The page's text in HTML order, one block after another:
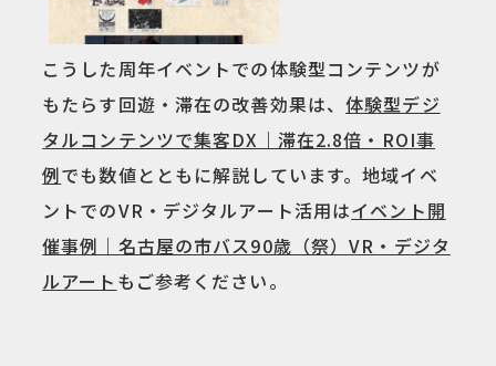
こうした周年イベントでの体験型コンテンツが
もたらす回遊・滞在の改善効果は、体験型デジ
タルコンテンツで集客DX｜滞在2.8倍・ROI事
例でも数値とともに解説しています。地域イベ
ントでのVR・デジタルアート活用はイベント開
催事例｜名古屋の市バス90歳（祭）VR・デジタ
ルアート もご参考ください。